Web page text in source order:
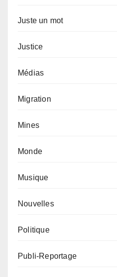
Juste un mot
Justice
Médias
Migration
Mines
Monde
Musique
Nouvelles
Politique
Publi-Reportage